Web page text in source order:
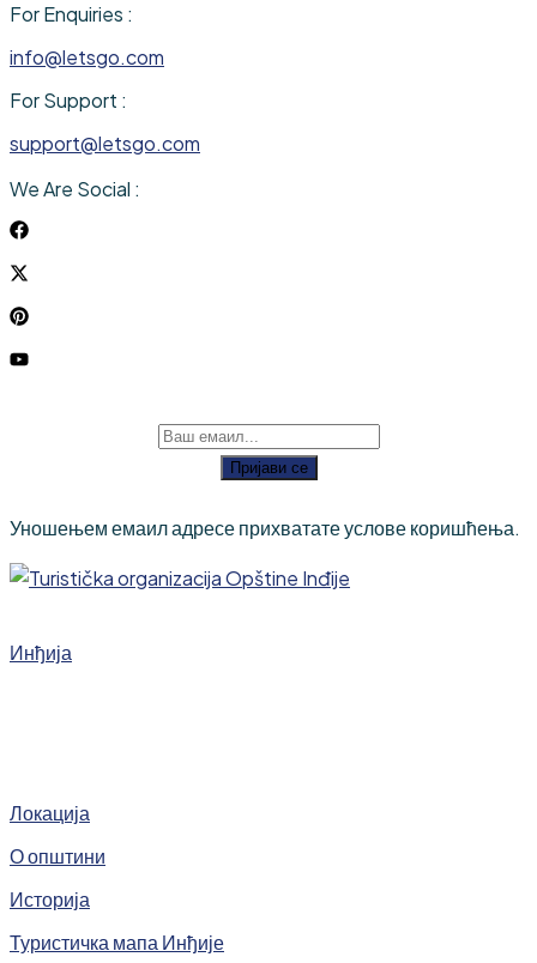
For Enquiries :
info@letsgo.com
For Support :
support@letsgo.com
We Are Social :
Пријави се
Уношењем емаил адресе прихватате услове коришћења.
Инђија
Локација
О општини
Историја
Туристичка мапа Инђије